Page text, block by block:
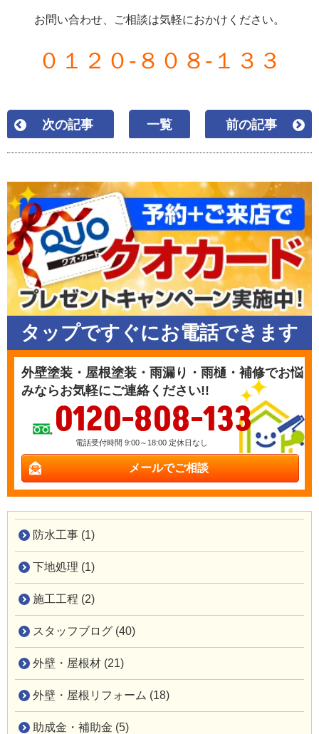
お問い合わせ、ご相談は気軽におかけください。
０１２０-８０８-１３３
次の記事 一覧 前の記事
タップですぐにお電話できます
外壁塗装・屋根塗装・雨漏り・雨樋・補修でお悩
みならお気軽にご連絡ください!!
0120-808-133
電話受付時間 9:00～18:00 定休日なし
メールでご相談
防水工事 (1)
下地処理 (1)
施工工程 (2)
スタッフブログ (40)
外壁・屋根材 (21)
外壁・屋根リフォーム (18)
助成金・補助金 (5)